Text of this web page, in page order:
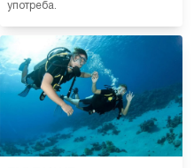
употреба.